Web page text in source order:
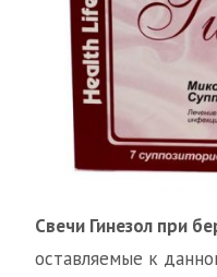
Свечи Гинезол при
оставляемые к